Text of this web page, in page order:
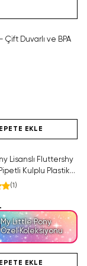
Çift Duvarlı ve BPA
EKLE
Lisanslı Fluttershy
Kulplu Plastik
Matara 27 Cm
(1 )
My Little Pony
Özel Koleksiyonu
EKLE